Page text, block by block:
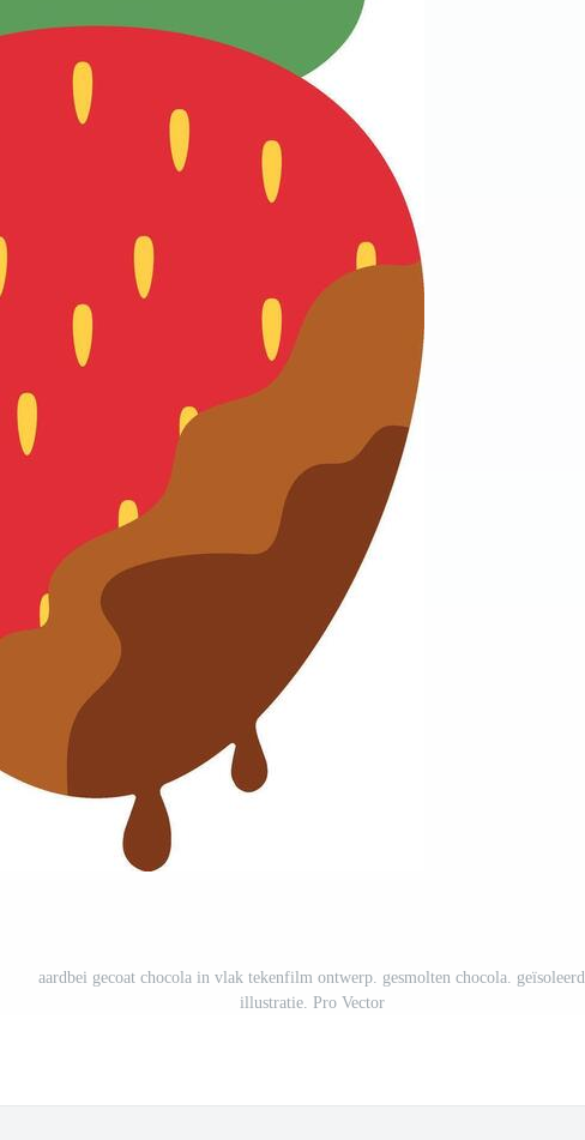
aardbei gecoat chocola in vlak tekenfilm ontwerp. gesmolten chocola. geïsoleerd
illustratie. Pro Vector